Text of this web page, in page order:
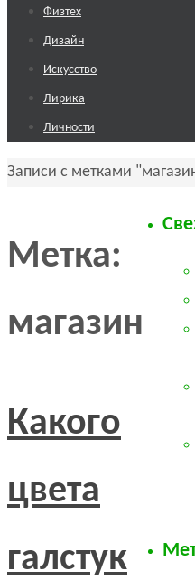
содержимому
Физтех
Дизайн
Искусство
Лирика
Личности
Главная
Записи с метками
Метка:
магазин
Какого
цвета
галстук